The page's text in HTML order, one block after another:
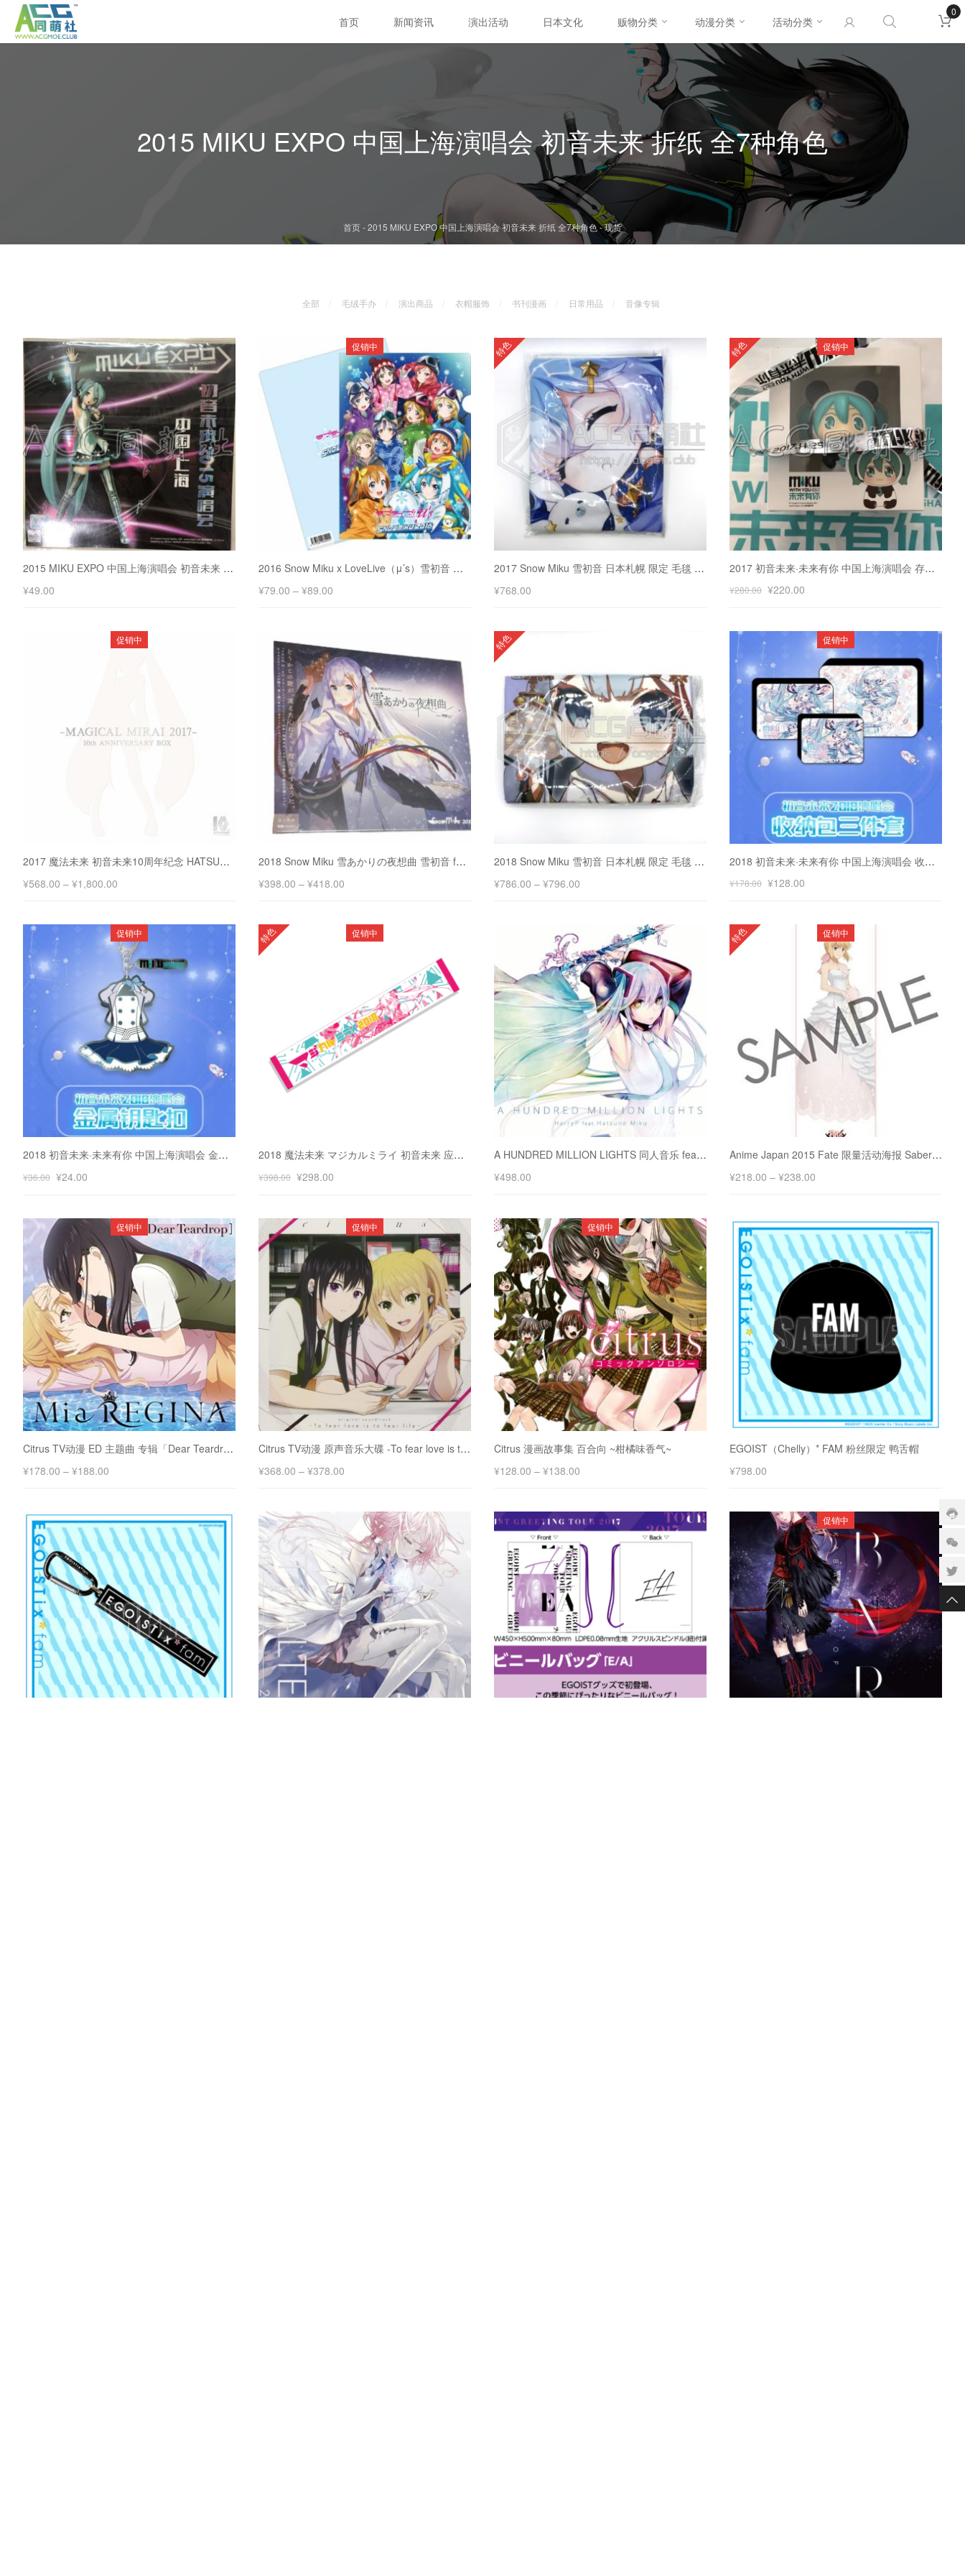
首页 新闻资讯 演出活动 日本文化 贩物分类 动漫分类 活动分类
2015 MIKU EXPO 中国上海演唱会 初音未来 折纸 全7种角色
首页-2015 MIKU EXPO 中国上海演唱会 初音未来 折纸 全7种角色-现货
全部 毛绒手办 演出商品 衣帽服饰 书刊漫画 日常用品 音像专辑
2015 MIKU EXPO 中国上海演唱会 初音未来 折纸 全7种角色
¥49.00
促销中
2016 Snow Miku x LoveLive（μ’s）雪初音 日本札幌 限定文件夹
¥79.00 – ¥89.00
特色
2017 Snow Miku 雪初音 日本札幌 限定 毛毯 空调毯
¥768.00
促销中
特色
2017 初音未来·未来有你 中国上海演唱会 存钱储蓄罐+彩带
¥280.00 ¥220.00
促销中
2017 魔法未来 初音未来10周年纪念 HATSUNE MIKU 10th ANNIVERSARY BOX
¥568.00 – ¥1,800.00
2018 Snow Miku 雪あかりの夜想曲 雪初音 feat.初音未来
¥398.00 – ¥418.00
特色
2018 Snow Miku 雪初音 日本札幌 限定 毛毯 空调毯
¥786.00 – ¥796.00
促销中
2018 初音未来·未来有你 中国上海演唱会 收纳包 三件套
¥178.00 ¥128.00
促销中
2018 初音未来·未来有你 中国上海演唱会 金属钥匙扣
¥36.00 ¥24.00
促销中
特色
2018 魔法未来 マジカルミライ 初音未来 应援毛巾
¥398.00 ¥298.00
A HUNDRED MILLION LIGHTS 同人音乐 feat.初音未来
¥498.00
促销中
特色
Anime Japan 2015 Fate 限量活动海报 Saber 吾王 阿尔托莉亚
¥218.00 – ¥238.00
促销中
Citrus TV动漫 ED 主题曲 专辑「Dear Teardrop」
¥178.00 – ¥188.00
促销中
Citrus TV动漫 原声音乐大碟 -To fear love is to fear life-
¥368.00 – ¥378.00
促销中
Citrus 漫画故事集 百合向 ~柑橘味香气~
¥128.00 – ¥138.00
EGOIST（Chelly）* FAM 粉丝限定 鸭舌帽
¥798.00
促销中
0